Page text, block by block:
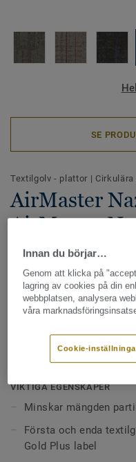
SE
Textilgolv - plattor |
AirMaster
AirMaster
9411
DESSO AirMaster Nazca
unikt utseende.
VIKTIGA EGENSKAPER
Minskar mängden
Första och enda
Gold Plus label
Innan du börjar…
Genom att klicka på
lagring av cookies på din
webbplatsen, analysera
våra
Cookie-